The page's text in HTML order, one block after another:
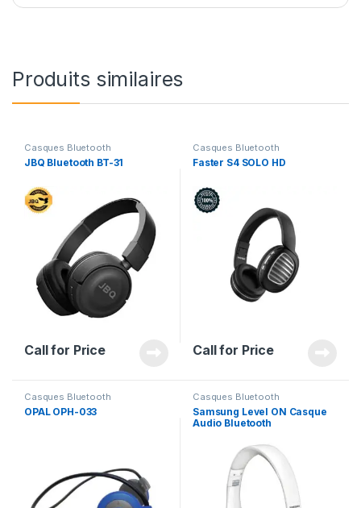
Produits similaires
Casques Bluetooth
JBQ Bluetooth BT-31
Call for Price
Casques Bluetooth
Faster S4 SOLO HD
Call for Price
Casques Bluetooth
OPAL OPH-033
Casques Bluetooth
Samsung Level ON Casque
Audio Bluetooth